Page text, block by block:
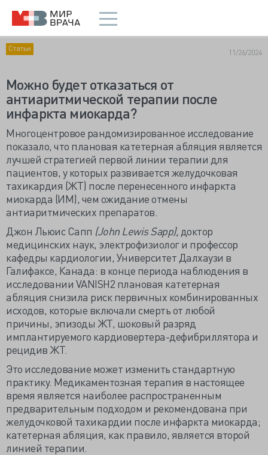
Статьи 11/26/2024
Можно будет отказаться от
антиаритмической терапии после
инфаркта миокарда?
Многоцентровое рандомизированное исследование
показало, что плановая катетерная абляция является
лучшей стратегией первой линии терапии для
пациентов, у которых развивается желудочковая
тахикардия (ЖТ) после перенесенного инфаркта
миокарда (ИМ), чем ожидание отмены
антиаритмических препаратов.
Джон Льюис Сапп (John Lewis Sapp), доктор
медицинских наук, электрофизиолог и профессор
кафедры кардиологии, Университет Далхаузи в
Галифаксе, Канада: в конце периода наблюдения в
исследовании VANISH2 плановая катетерная
абляция снизила риск первичных комбинированных
исходов, которые включали смерть от любой
причины, эпизоды ЖТ, шоковый разряд
имплантируемого кардиовертера-дефибриллятора и
рецидив ЖТ.
Это исследование может изменить стандартную
практику. Медикаментозная терапия в настоящее
время является наиболее распространенным
предварительным подходом и рекомендована при
желудочковой тахикардии после инфаркта миокарда;
катетерная абляция, как правило, является второй
линией терапии.